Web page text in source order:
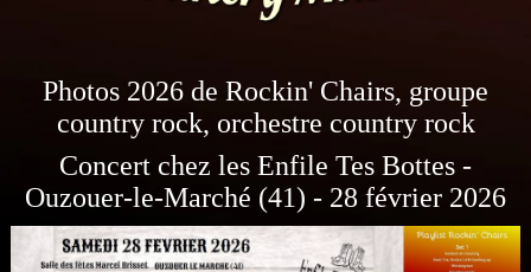
Photos 2026 de Rockin' Chairs, groupe
country rock, orchestre country rock
Concert chez les Enfile Tes Bottes -
Ouzouer-le-Marché (41) - 28 février 2026